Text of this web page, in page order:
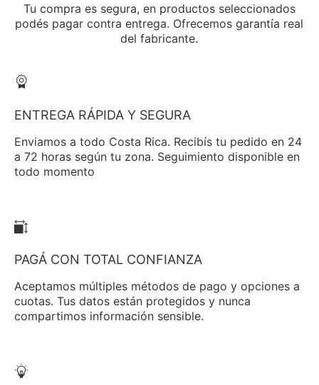
Tu compra es segura, en productos seleccionados
podés pagar contra entrega. Ofrecemos garantía real
del fabricante.
ENTREGA RÁPIDA Y SEGURA
Enviamos a todo Costa Rica. Recibís tu pedido en 24
a 72 horas según tu zona. Seguimiento disponible en
todo momento
PAGÁ CON TOTAL CONFIANZA
Aceptamos múltiples métodos de pago y opciones a
cuotas. Tus datos están protegidos y nunca
compartimos información sensible.